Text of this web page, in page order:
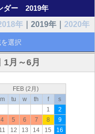
ダー 2019年
年 ｜2019年｜ 2020年
選択
1月～6月
FEB (2月)
m tu w th f
s
1
2
4 5 6 7 8
9
11 12 13 14 15
16